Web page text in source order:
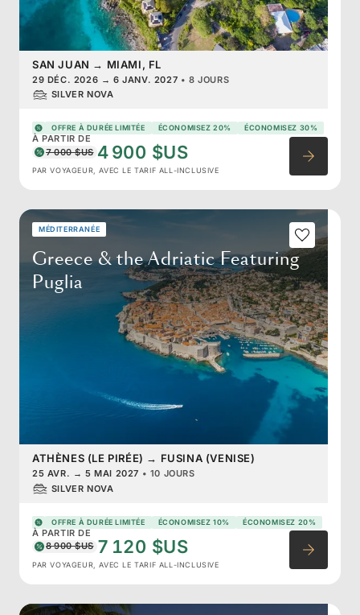
SAN JUAN → MIAMI, FL
29 DÉC. 2026 → 6 JANV. 2027 •8 JOURS
SILVER NOVA
OFFRE À DURÉE LIMITÉE ÉCONOMISEZ 20% ÉCONOMISEZ 30%
À PARTIR DE
7 000 $US 4 900 $US
PAR VOYAGEUR, AVEC LE TARIF ALL-INCLUSIVE
MÉDITERRANÉE
Greece & the Adriatic Featuring
Puglia
ATHÈNES (LE PIRÉE) → FUSINA (VENISE)
25 AVR. → 5 MAI 2027 • 10 JOURS
SILVER NOVA
OFFRE À DURÉE LIMITÉE ÉCONOMISEZ 10% ÉCONOMISEZ 20%
À PARTIR DE
8 900 $US 7 120 $US
PAR VOYAGEUR, AVEC LE TARIF ALL-INCLUSIVE